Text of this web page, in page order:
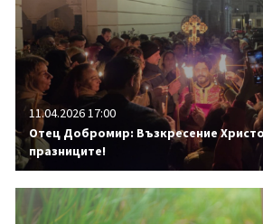
11.04.2026 17:00
Отец Добромир: Възкресение
празниците!